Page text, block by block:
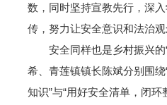
数，同时坚持宣教先行，深
传，努力让安全意识和法治
安全同样也是乡村振兴的“
希、青莲镇镇长陈斌分别围绕
知识”与“用好安全清单，闭环